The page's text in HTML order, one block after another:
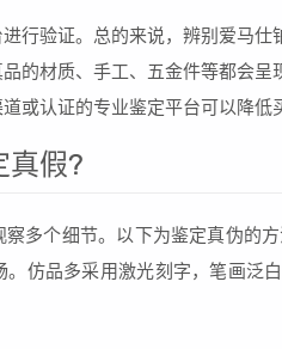
行验证。总的来说，辨别爱马
的材质、手工、五金件等都会
或认证的专业鉴定平台可以降低
真假?
多个细节。以下为鉴定真伪的
仿品多采用激光刻字，笔画泛